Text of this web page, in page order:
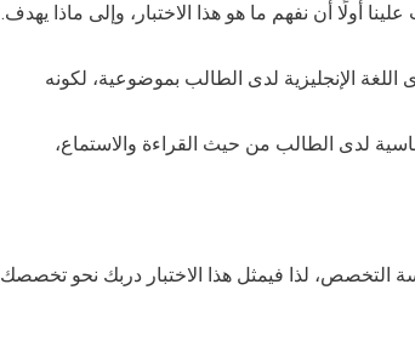
لدى الطالب من حيث القراءة والاستماع،
لذا فيمثل هذا الاختبار دربك نحو تخصصك